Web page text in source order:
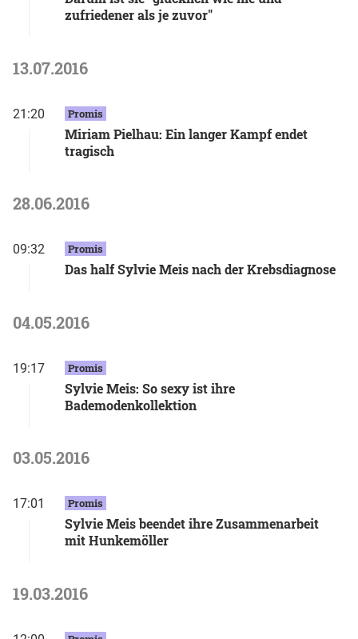
zufriedener als je zuvor"
13.07.2016
21:20 Promis
Miriam Pielhau: Ein langer Kampf endet
tragisch
28.06.2016
09:32 Promis
Das half Sylvie Meis nach der Krebsdiagnose
04.05.2016
19:17 Promis
Sylvie Meis: So sexy ist ihre
Bademodenkollektion
03.05.2016
17:01 Promis
Sylvie Meis beendet ihre Zusammenarbeit
mit Hunkemöller
19.03.2016